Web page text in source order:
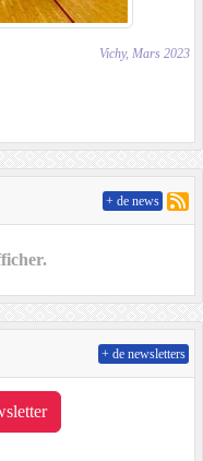
Vichy, Mars 2023
+ de news
+ de newsletters